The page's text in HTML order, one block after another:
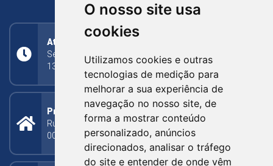
O nosso site usa
cookies
Utilizamos cookies e outras
tecnologias de medição para
melhorar a sua experiência de
navegação no nosso site, de
forma a mostrar conteúdo
personalizado, anúncios
direcionados, analisar o tráfego
do site e entender de onde vêm
Atendimento
Segunda a Sexta: 8h às 11h30min (manhã);
13h30min às 17h (tarde)
Prefeitura Municipal
Rua Silva Jardim, 505 - Bairro Centro - CEP: 95340-
000